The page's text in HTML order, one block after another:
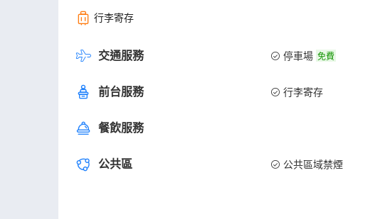
行李寄存
交通服務 停車場 免費
前台服務 行李寄存
餐飲服務
公共區 公共區域禁煙